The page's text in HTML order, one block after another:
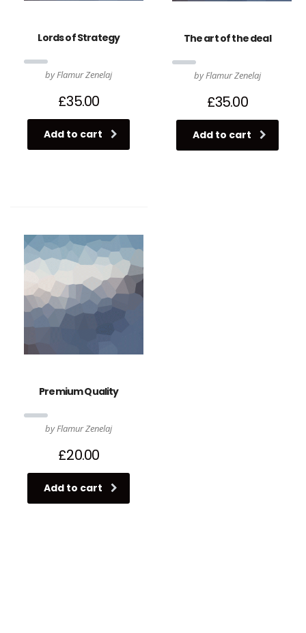
Lords of Strategy
by Flamur Zenelaj
£35.00
Add to cart
The art of the deal
by Flamur Zenelaj
£35.00
Add to cart
Premium Quality
by Flamur Zenelaj
£20.00
Add to cart